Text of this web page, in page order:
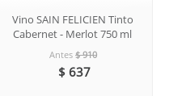
Vino SAIN FELICIEN Tinto
Cabernet - Merlot 750 ml
Antes $ 910
$ 637